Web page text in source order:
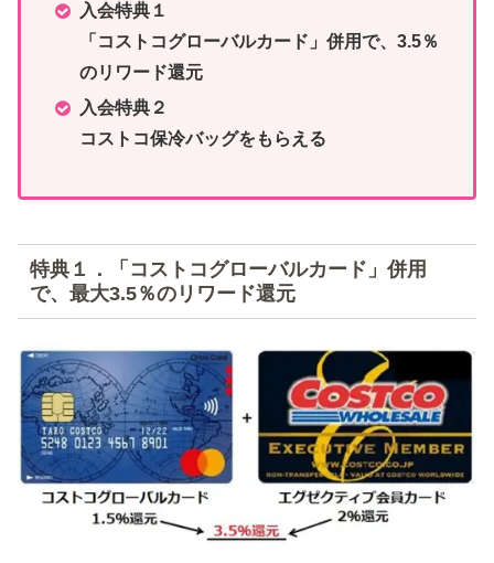
入会特典１
「コストコグローバルカード」併用で、3.5％
のリワード還元
入会特典２
コストコ保冷バッグをもらえる
特典１．「コストコグローバルカード」併用
で、最大3.5％のリワード還元